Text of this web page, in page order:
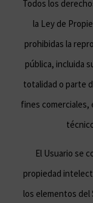
Todos los
la Ley de
prohibidas la
pública, incluida
totalidad o parte
fines comerciales,
El Usuario se
propiedad
los elementos del